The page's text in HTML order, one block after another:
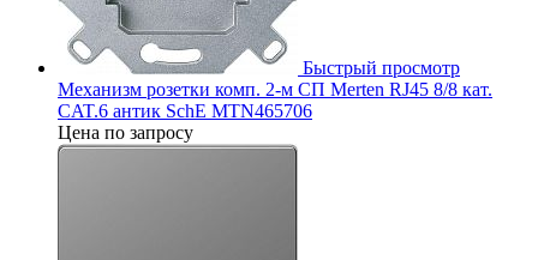
Быстрый просмотр
Механизм розетки комп. 2-м СП Merten RJ45 8/8 кат.
CAT.6 антик SchE MTN465706
Цена по запросу